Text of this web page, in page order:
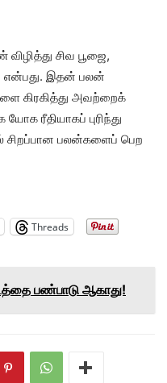
சிவ பூஜை,
இதன் பலன்
கிரகித்து அவற்றைக்
யோக ரீதியாகப் புரிந்து
சிறப்பான பலன்களைப் பெற
Threads
பண்பாடு ஆகாது!